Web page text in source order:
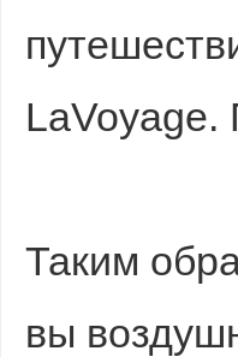
LaVoyage.
Таким
вы